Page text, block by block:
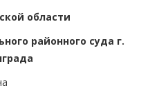
области
районного суда г.